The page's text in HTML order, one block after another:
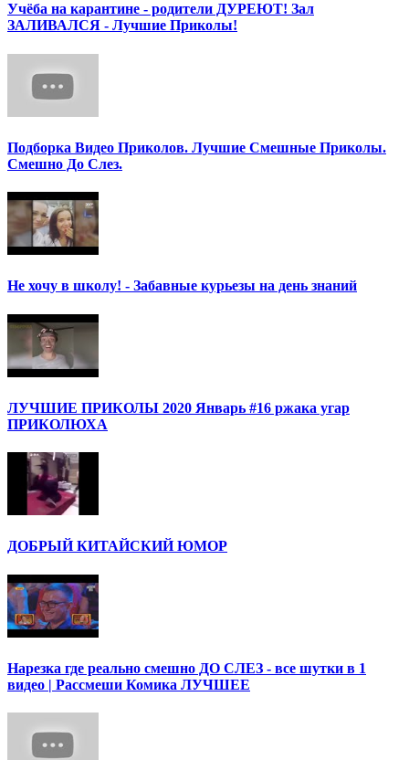
Учёба на карантине - родители ДУРЕЮТ! Зал
ЗАЛИВАЛСЯ - Лучшие Приколы!
Подборка Видео Приколов. Лучшие Смешные Приколы.
Смешно До Слез.
Не хочу в школу! - Забавные курьезы на день знаний
ЛУЧШИЕ ПРИКОЛЫ 2020 Январь #16 ржака угар
ПРИКОЛЮХА
ДОБРЫЙ КИТАЙСКИЙ ЮМОР
Нарезка где реально смешно ДО СЛЕЗ - все шутки в 1
видео | Рассмеши Комика ЛУЧШЕЕ